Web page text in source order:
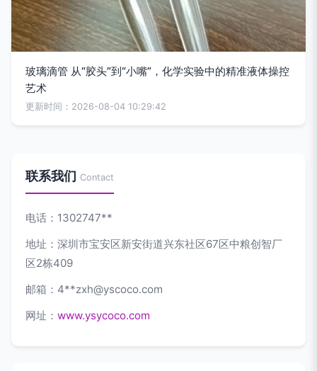
玻璃滴管 从“胶头”到“小嘴”，化学实验中的精准液体操控
艺术
更新时间：2026-08-04 10:29:42
联系我们 Contact
电话：1302747**
地址：深圳市宝安区新安街道兴东社区67区中粮创智厂
区2栋409
邮箱：4**zxh@yscoco.com
网址： www.ysycoco.com